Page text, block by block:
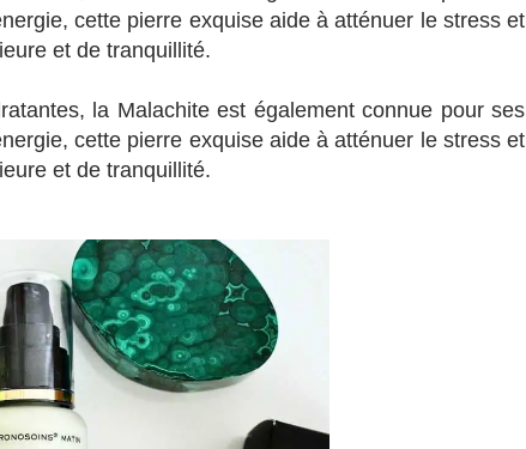
cette pierre exquise aide à atténuer le stress et
et de tranquillité.
la Malachite est également connue pour ses
cette pierre exquise aide à atténuer le stress et
et de tranquillité.